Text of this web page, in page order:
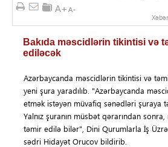
Bakıda məscidlərin tikintisi və
ediləcək
Azərbaycanda məscidlərin tikintisi və
yeni şura yaradılıb. "Azərbaycanda
etmək istəyən müvafiq sənədləri şuraya
Yalnız şuranın müsbət qərarından
təmir edilə bilər", Dini Qurumlarla İş
sədri Hidayət Orucov bildirib.